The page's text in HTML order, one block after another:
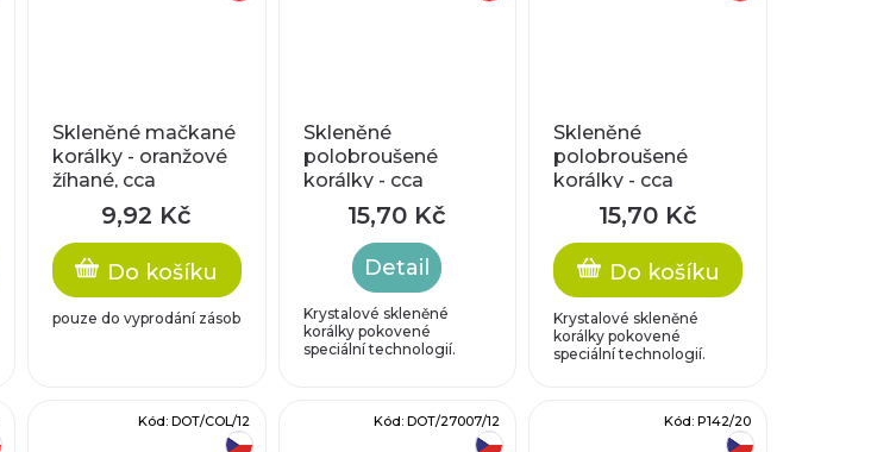
Skleněné mačkané
korálky - oranžové
žíhané, cca
9,8x12mm
9,92 Kč
Do košíku
pouze do vyprodání zásob
Skleněné
polobroušené
korálky - cca
8x7mm, motiv
srdce15,70 Kč
Detail
Krystalové skleněné
korálky pokovené
speciální technologií.
Skleněné
polobroušené
korálky - cca
8x7mm, motiv
srdce15,70 Kč
Do košíku
Krystalové skleněné
korálky pokovené
speciální technologií.
Kód: DOT/COL/12 Kód:DOT/27007/12 Kód: P142/20